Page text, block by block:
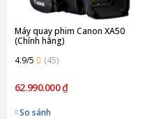
Máy quay phim Canon XA50
(Chính hãng)
4.9/5
(45)
62.990.000 ₫
So sánh